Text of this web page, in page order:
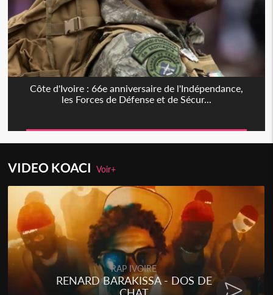
Côte d'Ivoire : 66e anniversaire de l'Indépendance,
les Forces de Défense et de Sécur...
VIDEO KOACIVoir+
RAP IVOIRE
RENARD BARAKISSA - DOS DE